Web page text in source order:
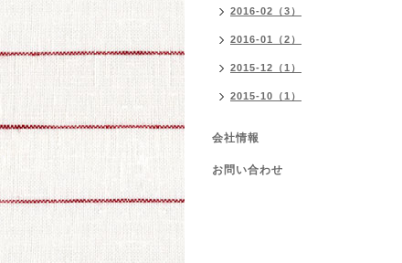
2016-02（3）
2016-01（2）
2015-12（1）
2015-10（1）
会社情報
お問い合わせ